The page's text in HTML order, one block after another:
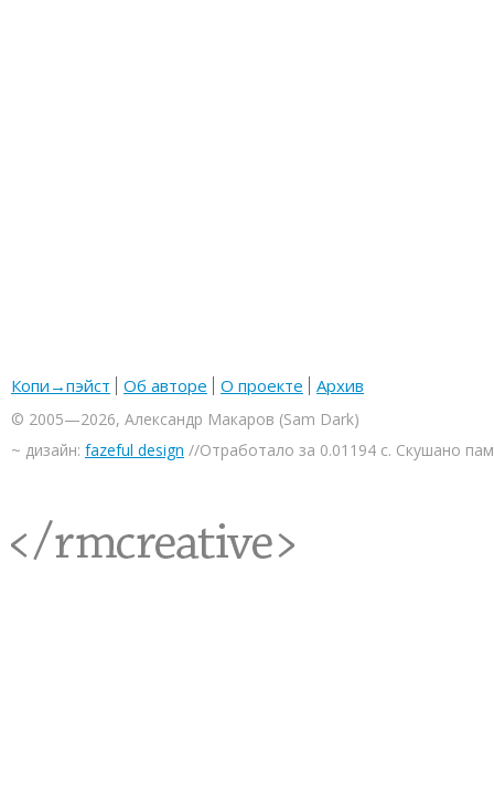
Копи→пэйст Об авторе О проекте Архив
© 2005—2026, Александр Макаров (Sam Dark)
~ дизайн: fazeful design //Отработало за 0.01194 с. Скушано
<rmcreative/>